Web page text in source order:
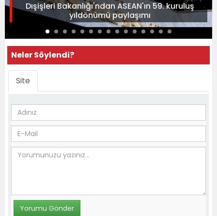
Dışişleri Bakanlığı'ndan ASEAN'ın 59. kuruluş
yıldönümü paylaşımı
Neler Söylendi?
Site